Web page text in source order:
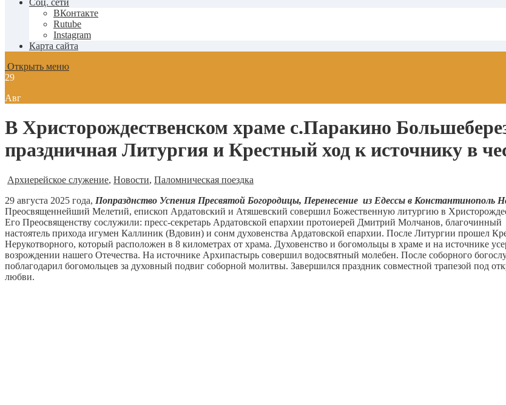
Соц. сети
ВКонтакте
Rutube
Instagram
Карта сайта
Открыть меню
29
Авг
В Христорождественском храме с.Паракино
праздничная Литургия и Крестный ход к источнику в
Архиерейское служение, Новости, Паломническая поездка
29 августа 2025 года, Попразднство Успения Пресвятой Богородицы, Перенесение из Едессы в Константинополь
Преосвященнейший Мелетий, епископ Ардатовский и Атяшевский совершил Божественную литургию в
Его Преосвященству сослужили: пресс-секретарь Ардатовской епархии протоиерей Дмитрий Молчанов,
настоятель прихода игумен Каллиник (Вдовин) и сонм духовенства Ардатовской епархии. После Литургии прошел
Нерукотворного, который расположен в 8 километрах от храма. Духовенство и богомольцы в храме и на источнике
возрождении нашего Отечества. На источнике Архипастырь совершил водосвятный молебен. После соборного
поблагодарил богомольцев за духовный подвиг соборной молитвы. Завершился праздник совместной трапезой под
любви.